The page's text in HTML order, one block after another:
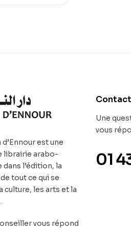
est une
librairie arabo-
l’édition, la
tout ce qui se
culture, les arts et la
vous répond
Contact
Une
vous
01